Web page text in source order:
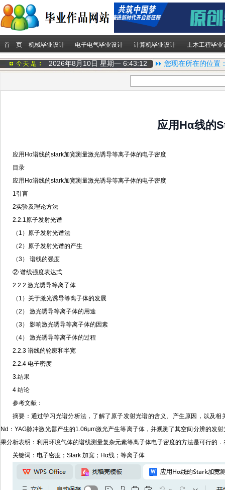
首 页 机械毕业设计 电子电气毕业设计 计算机毕业设计 土木工程毕业
2026年8月10日 星期一 6:43:12 您现在所在的位置
应用Hα线的
应用Hα谱线的stark加宽测量激光诱导等离子体的电子密度
目录
应用Hα谱线的stark加宽测量激光诱导等离子体的电子密度
1引言
2实验及理论方法
2.2.1原子发射光谱
（1）原子发射光谱法
（2）原子发射光谱的产生
（3） 谱线的强度
② 谱线强度表达式
2.2.2 激光诱导等离子体
（1）关于激光诱导等离子体的发展
（2） 激光诱导等离子体的用途
（3） 影响激光诱导等离子体的因素
（4） 激光诱导等离子体的过程
2.2.3 谱线的轮廓和半宽
2.2.4 电子密度
3.结果
4 结论
参考文献：
摘要：通过学习光谱分析法，了解了原子发射光谱的含义、产生原因，以及
Nd：YAG脉冲激光嚣产生的1.06μm激光产生等离子体，并观测了其空间分辨的发
果分析表明：利用环境气体的谱线测量复杂元素等离子体电子密度的方法是可行的
关键词：电子密度；Stark 加宽；Hα线；等离子体